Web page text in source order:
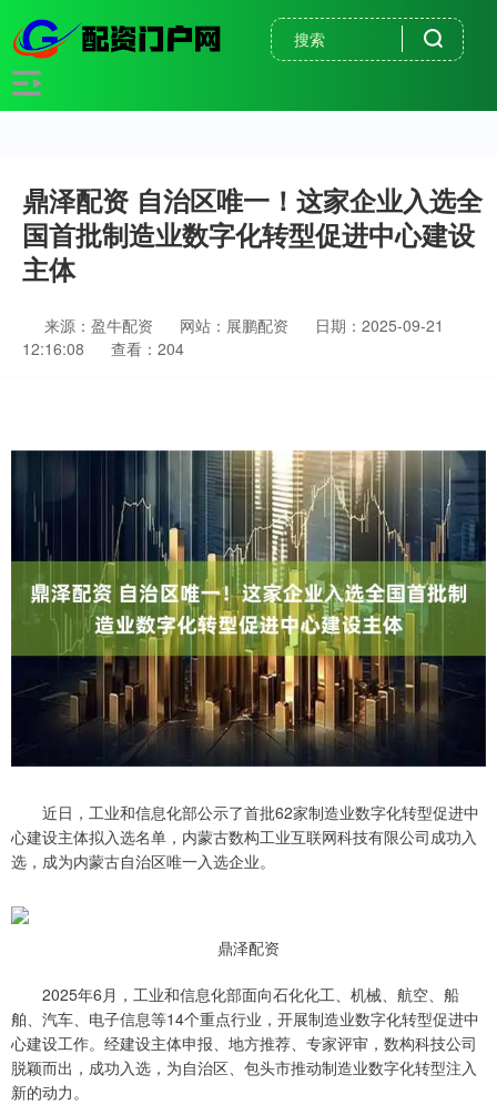
鼎泽配资 自治区唯一！这家企业入选全
国首批制造业数字化转型促进中心建设
主体
来源：盈牛配资 网站：展鹏配资
日期：2025-09-21
12:16:08
查看：204
近日，工业和信息化部公示了首批62家制造业数字化转型促进中
心建设主体拟入选名单，内蒙古数构工业互联网科技有限公司成功入
选，成为内蒙古自治区唯一入选企业。
鼎泽配资
2025年6月，工业和信息化部面向石化化工、机械、航空、船
舶、汽车、电子信息等14个重点行业，开展制造业数字化转型促进中
心建设工作。经建设主体申报、地方推荐、专家评审，数构科技公司
脱颖而出，成功入选，为自治区、包头市推动制造业数字化转型注入
新的动力。